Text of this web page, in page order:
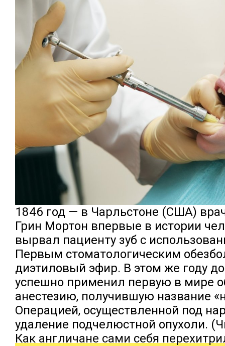
1846 год — в Чарльстоне (США)
Грин Мортон впервые в истории
вырвал пациенту зуб с
Первым стоматологическим
диэтиловый эфир. В этом же году
успешно применил первую в мире
анестезию, получившую название
Операцией, осуществленной под
удаление подчелюстной опухоли.
Как англичане сами себя